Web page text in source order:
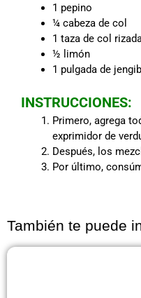
1 pepino
¼ cabeza de col
1 taza de col
½ limón
1 pulgada de
INSTRUCCIONES:
Primero, agrega
exprimidor de
Después, los
Por último,
También te puede